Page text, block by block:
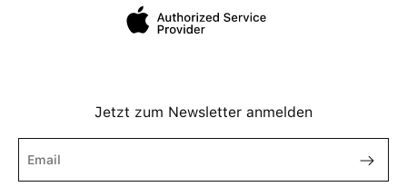
Jetzt zum Newsletter anmelden